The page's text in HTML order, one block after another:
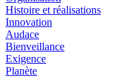
Histoire et réalisations
Innovation
Audace
Bienveillance
Exigence
Planète